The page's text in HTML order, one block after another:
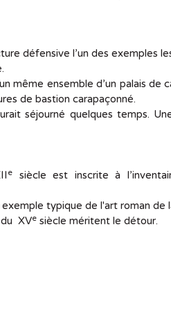
défensive l’un des exemples
même ensemble d’un palais de
de bastion carapaçonné.
séjourné quelques temps.
esiècle est inscrite à
typique de l'art roman de
du XVesiècle méritent le détour.